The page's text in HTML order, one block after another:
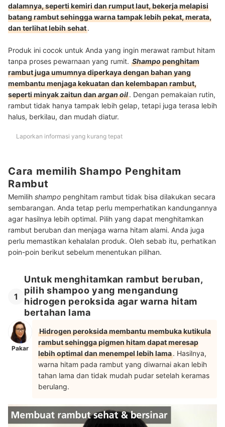
dalamnya, seperti kemiri dan rumput laut, bekerja melapisi
batang rambut sehingga warna tampak lebih pekat, merata,
dan terlihat lebih sehat.
Produk ini cocok untuk Anda yang ingin merawat rambut hitam
tanpa proses pewarnaan yang rumit. Shampopenghitam
rambut juga umumnya diperkaya dengan bahan yang
membantu menjaga kekuatan dan kelembapan rambut,
seperti minyak zaitun danargan oil. Dengan pemakaian rutin,
rambut tidak hanya tampak lebih gelap, tetapi juga terasa lebih
halus, berkilau, dan mudah diatur.
Laporkan informasi yang kurang tepat
Cara memilih Shampo Penghitam
Rambut
Memilih shampo penghitam rambut tidak bisa dilakukan secara
sembarangan. Anda tetap perlu memperhatikan kandungannya
agar hasilnya lebih optimal. Pilih yang dapat menghitamkan
rambut beruban dan menjaga warna hitam alami. Anda juga
perlu memastikan kehalalan produk. Oleh sebab itu, perhatikan
poin-poin berikut sebelum menentukan pilihan.
1
Untuk menghitamkan rambut beruban,
pilih shampoo yang mengandung
hidrogen peroksida agar warna hitam
bertahan lama
Pakar
Hidrogen peroksida membantu membuka kutikula
rambut sehingga pigmen hitam dapat meresap
lebih optimal dan menempel lebih lama. Hasilnya,
warna hitam pada rambut yang diwarnai akan lebih
tahan lama dan tidak mudah pudar setelah keramas
berulang.